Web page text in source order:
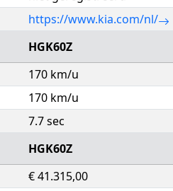
https://www.kia.com/nl/
HGK60Z
170 km/u
170 km/u
7.7 sec
HGK60Z
€ 41.315,00